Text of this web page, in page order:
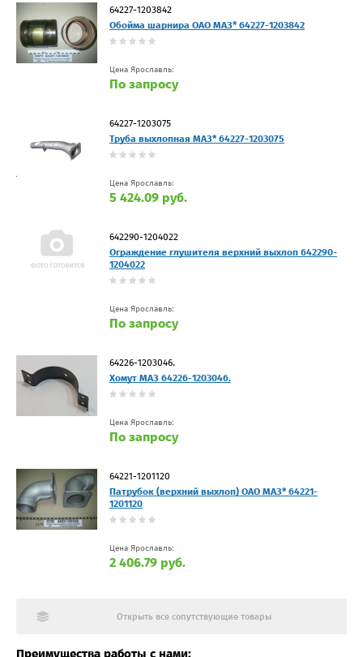
64227-1203842
Обойма шарнира ОАО МАЗ* 64227-1203842
Цена Ярославль:
По запросу
64227-1203075
Труба выхлопная МАЗ* 64227-1203075
Цена Ярославль:
5 424.09 руб.
642290-1204022
Ограждение глушителя верхний выхлоп 642290-
1204022
Цена Ярославль:
По запросу
64226-1203046.
Хомут МАЗ 64226-1203046.
Цена Ярославль:
По запросу
64221-1201120
Патрубок (верхний выхлоп) ОАО МАЗ* 64221-
1201120
Цена Ярославль:
2 406.79 руб.
Открыть все сопутствующие товары
Преимущества работы с нами: